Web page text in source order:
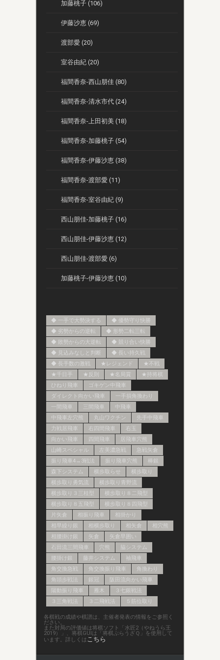
加藤桃子 (106)
伊藤沙恵 (69)
渡部愛 (20)
室谷由紀 (20)
福間香奈-西山朋佳 (80)
福間香奈-清水市代 (24)
福間香奈-上田初美 (18)
福間香奈-加藤桃子 (54)
福間香奈-伊藤沙恵 (38)
福間香奈-渡部愛 (11)
福間香奈-室谷由紀 (9)
西山朋佳-加藤桃子 (16)
西山朋佳-伊藤沙恵 (12)
西山朋佳-渡部愛 (6)
加藤桃子-伊藤沙恵 (10)
◆ 一手で大勢決する
◆ 優勢守り快勝
◆ 劣勢からの逆転
◆ 形勢二転三転
◆ 敗勢からの大逆転
◆ 競り合い快勝
◆ 見込みなしと判断
◆ 長い持久戦
◆ 長手数の激戦
★レジェンド
★不戦
★千日手
★反則 ★名局賞
★持将棋
ひねり飛車
ゴキゲン中飛車
ダイレクト向かい飛車
一手損角換わり
一間飛車
三間飛車
中飛車
中飛車左穴熊
丸山ワクチン
先手中飛車
力戦居飛車
右四間飛車
右玉
向かい飛車
四間飛車
居飛車穴熊
山崎スペシャル
左美濃急戦
急戦矢倉
振り飛車4→3戦法
振り飛車穴熊
棒銀
森下システム
横歩取らせ
横歩取り
横歩取り勇気流
横歩取り青野流
横歩取り３三桂型
横歩取り８二飛型
横歩取り８五飛型
横歩取り８四飛型
片矢倉
相振り飛車
相掛かり
相早繰り銀
相横歩取り 相矢倉
相穴熊
相腰掛け銀
矢倉
矢倉早囲い
石田流三間飛車
穴熊
脇システム
腰掛け銀
藤井システム
袖飛車
角交換急戦
角交換振り飛車
角換わり
角頭歩戦法
銀冠
阪田流向かい飛車
陽動振り飛車
雁木
３七銀戦法
３三角戦法
３二飛戦法 ５筋位取り
各棋戦の成績や棋譜は、主催者発表の情報をご参照く
ださい。
また対局の評価値は将棋ソフト「水匠2（やねうら王
2019）」、将棋GUIは「将棋ぶらうざＱ」を使用して
います。詳しくはこちら